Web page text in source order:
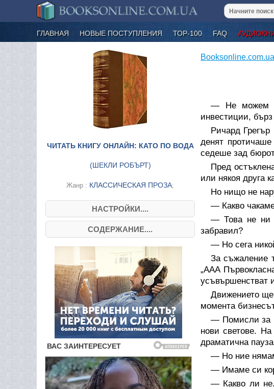
ГЛАВНАЯ НОВЫЕ ПОСТУПЛЕНИЯ ТОР-100 FAQ
ЧИТАТЬ КНИГУ ОНЛАЙН: КАТО ПО ВОДА
(ШЕКЛИ РОБЪРТ)
Жанр : КЛАССИЧЕСКАЯ ПРОЗА;
НАСТРОЙКИ....
СОДЕРЖАНИЕ....
Booksonline.com.ua
— Не можем
инвестиции,
Ричард
денят
седеше зад
Пред
или някоя друга
Но нищо не
— Какво
— Това не ни
забравил?
— Но сега
За съжаление
„ААА
усъвършенстват
Движението
момента
— Помисли за
нови светове.
драматична
— Но ние
— Имаме си
— Какво ли